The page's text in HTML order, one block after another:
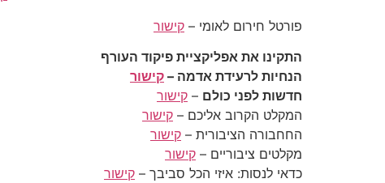
פורטל חירום לאומי – קישור
התקינו את אפליקציית פיקוד העורף
הנחיות לרעידת אדמה – קישור
חדשות לפני כולם – קישור
המקלט הקרוב אליכם – קישור
החחבורה הציבורית – קישור
מקלטים ציבוריים – קישור
כדאי לנסות: איזי הכל סביבך – קישור